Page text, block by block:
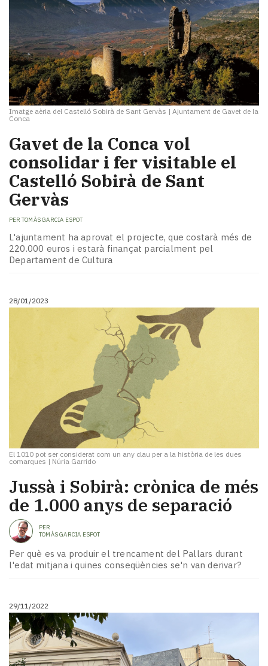
Imatge aèria del Castelló Sobirà de Sant Gervàs | Ajuntament de Gavet de la
Conca
Gavet de la Conca vol
consolidar i fer visitable el
Castelló Sobirà de Sant
Gervàs
PER TOMÀS GARCIA ESPOT
L'ajuntament ha aprovat el projecte, que costarà més de
220.000 euros i estarà finançat parcialment pel
Departament de Cultura
28/01/2023
El 1010 pot ser considerat com un any clau per a la història de les dues
comarques | Núria Garrido
Jussà i Sobirà: crònica de més
de 1.000 anys de separació
PER
TOMÀS GARCIA ESPOT
Per què es va produir el trencament del Pallars durant
l'edat mitjana i quines conseqüències se'n van derivar?
29/11/2022